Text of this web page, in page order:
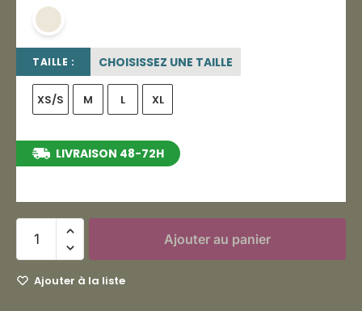
TAILLE : CHOISISSEZ UNE TAILLE
XS/S M L XL
LIVRAISON 48-72H
Ajouter au panier
Ajouter à la liste